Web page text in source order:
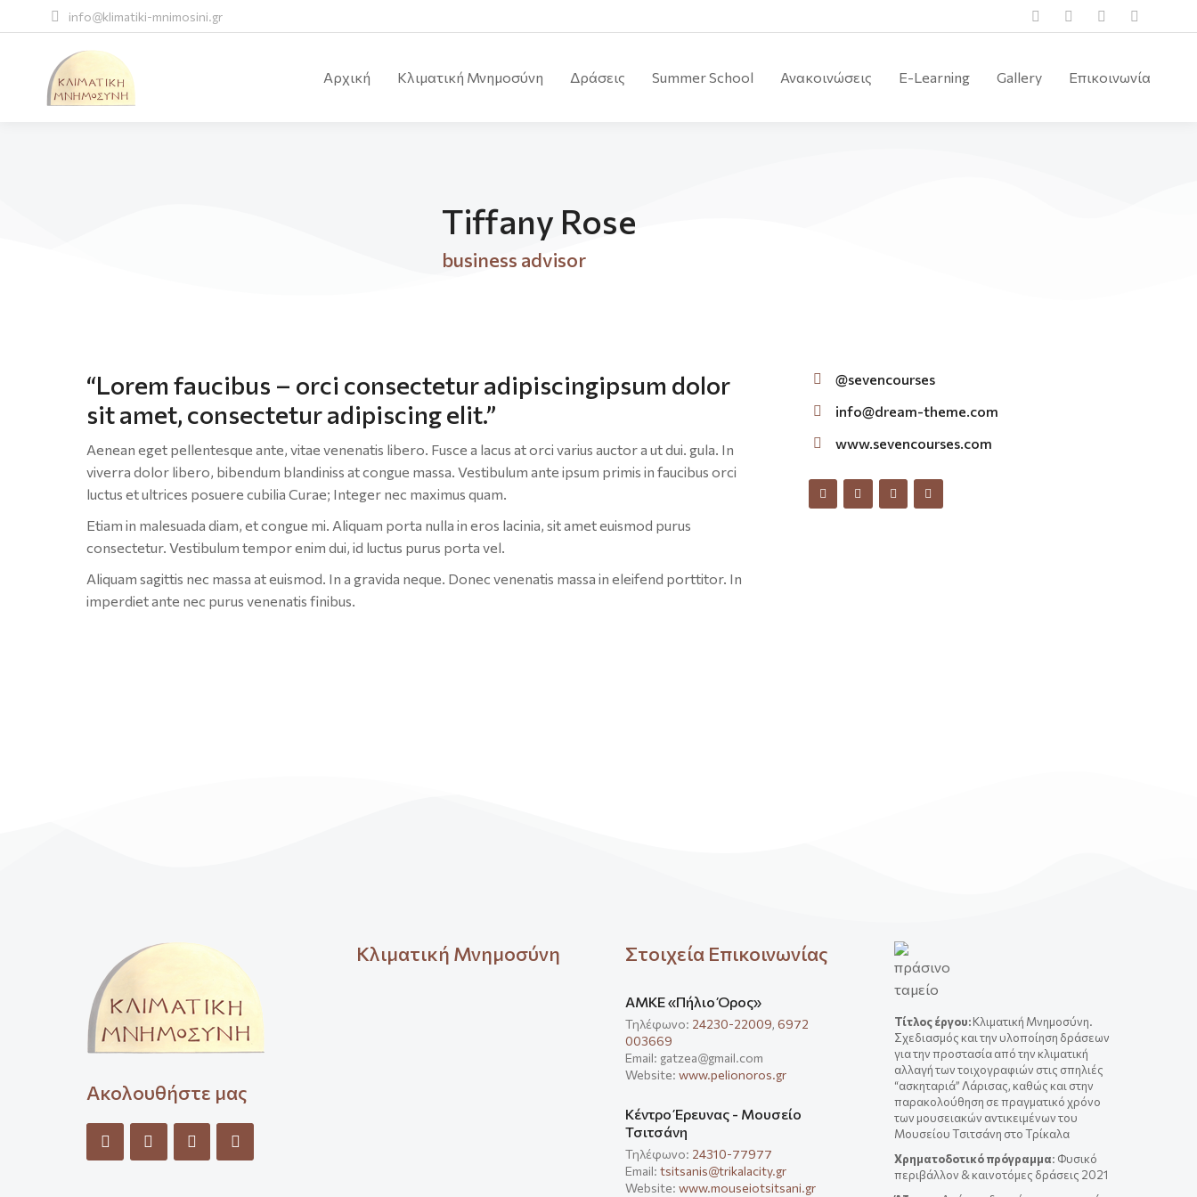
info@klimatiki-mnimosini.gr
Αρχική Κλιματική Μνημοσύνη Δράσεις Summer School Ανακοινώσεις E-Learning Gallery Επικοινωνία
Tiffany Rose
business advisor
“Lorem faucibus – orci consectetur adipiscingipsum dolor
sit amet, consectetur adipiscing elit.”
Aenean eget pellentesque ante, vitae venenatis libero. Fusce a lacus at orci varius auctor a ut dui. gula. In
viverra dolor libero, bibendum blandiniss at congue massa. Vestibulum ante ipsum primis in faucibus orci
luctus et ultrices posuere cubilia Curae; Integer nec maximus quam.
Etiam in malesuada diam, et congue mi. Aliquam porta nulla in eros lacinia, sit amet euismod purus
consectetur. Vestibulum tempor enim dui, id luctus purus porta vel.
Aliquam sagittis nec massa at euismod. In a gravida neque. Donec venenatis massa in eleifend porttitor. In
imperdiet ante nec purus venenatis finibus.
@sevencourses
info@dream-theme.com
www.sevencourses.com
Ακολουθήστε μας
Κλιματική Μνημοσύνη Στοιχεία Επικοινωνίας
ΑΜΚΕ «Πήλιο Όρος»
Τηλέφωνο: 24230-22009, 6972
003669
Email: gatzea@gmail.com
Website: www.pelionoros.gr
Κέντρο Έρευνας - Μουσείο
Τσιτσάνη
Τηλέφωνο: 24310-77977
Email: tsitsanis@trikalacity.gr
Website: www.mouseiotsitsani.gr
Τίτλος έργου:Κλιματική Μνημοσύνη.
Σχεδιασμός και την υλοποίηση δράσεων
για την προστασία από την κλιματική
αλλαγή των τοιχογραφιών στις σπηλιές
“ασκηταριά” Λάρισας, καθώς και στην
παρακολούθηση σε πραγματικό χρόνο
των μουσειακών αντικειμένων του
Μουσείου Τσιτσάνη στο Τρίκαλα
Χρηματοδοτικό πρόγραμμα: Φυσικό
περιβάλλον & καινοτόμες δράσεις 2021